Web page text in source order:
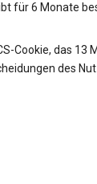
für 6 Monate
Cookie, das 13
des